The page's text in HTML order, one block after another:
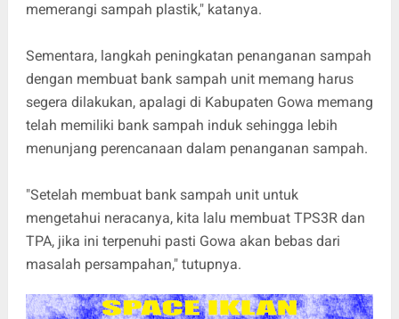
memerangi sampah plastik," katanya.
Sementara, langkah peningkatan penanganan sampah
dengan membuat bank sampah unit memang harus
segera dilakukan, apalagi di Kabupaten Gowa memang
telah memiliki bank sampah induk sehingga lebih
menunjang perencanaan dalam penanganan sampah.
"Setelah membuat bank sampah unit untuk
mengetahui neracanya, kita lalu membuat TPS3R dan
TPA, jika ini terpenuhi pasti Gowa akan bebas dari
masalah persampahan," tutupnya.